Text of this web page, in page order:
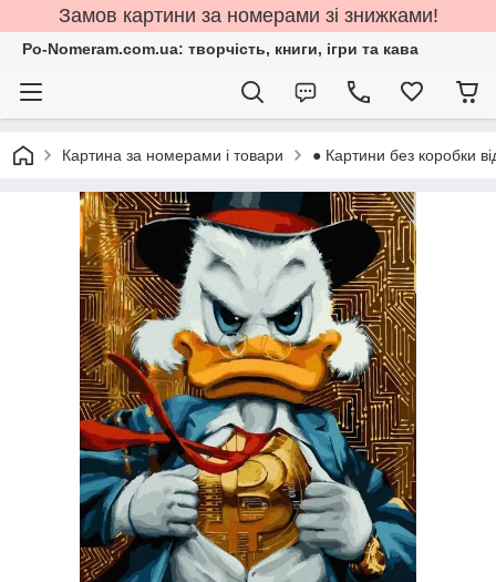
Замов картини за номерами зі знижками!
Po-Nomeram.com.ua: творчість, книги, ігри та кава
Картина за номерами і товари ● Картини без коробки